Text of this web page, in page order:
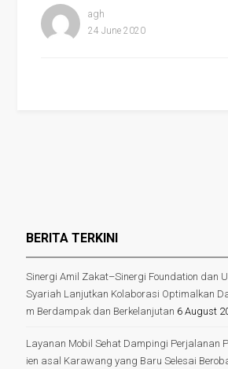
agh
24 June 2020
BERITA TERKINI
Sinergi Amil Zakat–Sinergi Foundation dan
Syariah Lanjutkan Kolaborasi Optimalkan
m Berdampak dan Berkelanjutan 6 August
Layanan Mobil Sehat Dampingi Perjalanan
ien asal Karawang yang Baru Selesai